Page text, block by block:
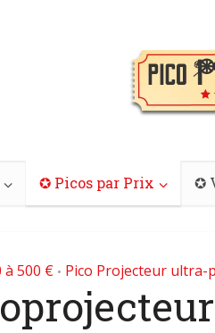
✪ Picos par Prix ✪
à 500 € • Pico Projecteur ultra-